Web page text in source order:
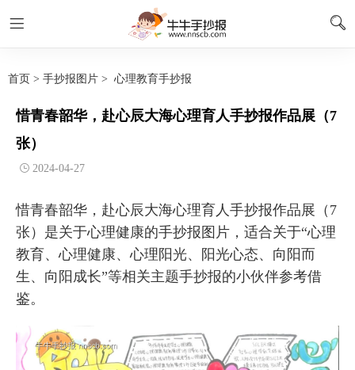
首页 > 手抄报图片 > 心理教育手抄报
惜青春韶华，赴心辰大海心理育人手抄报作品展（7
张）
2024-04-27
惜青春韶华，赴心辰大海心理育人手抄报作品展（7
张）是关于心理健康的手抄报图片，适合关于“心理
教育、心理健康、心理阳光、阳光心态、向阳而
生、向阳成长”等相关主题手抄报的小伙伴参考借
鉴。